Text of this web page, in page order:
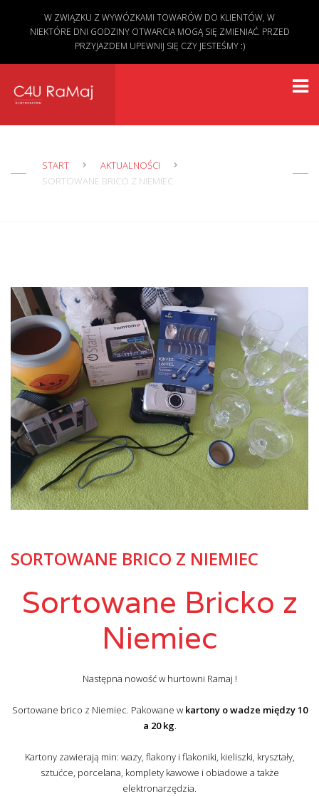
START
AKTUALNOŚCI
SORTOWANE BRICO Z NIEMIEC
SORTOWANE BRICO Z NIEMIEC
Sortowane Bricko z
Niemiec
Następna nowość w hurtowni Ramaj !
Sortowane brico z Niemiec. Pakowane w kartony o wadze między 10
a 20 kg.
Kartony zawierają min: wazy, flakony i flakoniki, kieliszki, kryształy,
sztućce, porcelana, komplety kawowe i obiadowe a także
elektronarzędzia.
W ZWIĄZKU Z WYWÓZKAMI TOWARÓW DO KLIENTÓW, W
NIEKTÓRE DNI GODZINY OTWARCIA MOGĄ SIĘ ZMIENIAĆ. PRZED
PRZYJAZDEM UPEWNIJ SIĘ CZY JESTEŚMY :)